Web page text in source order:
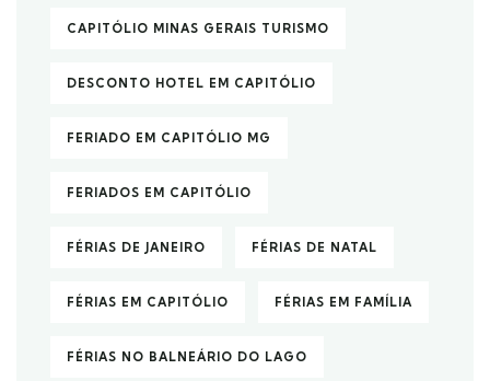
CAPITÓLIO MINAS GERAIS TURISMO
DESCONTO HOTEL EM CAPITÓLIO
FERIADO EM CAPITÓLIO MG
FERIADOS EM CAPITÓLIO
FÉRIAS DE JANEIRO FÉRIAS DE NATAL
FÉRIAS EM CAPITÓLIO FÉRIAS EM FAMÍLIA
FÉRIAS NO BALNEÁRIO DO LAGO